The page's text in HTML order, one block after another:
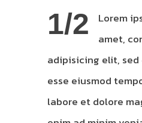
1/2
Lorem
amet,
adipisicing elit,
esse eiusmod
labore et dolore